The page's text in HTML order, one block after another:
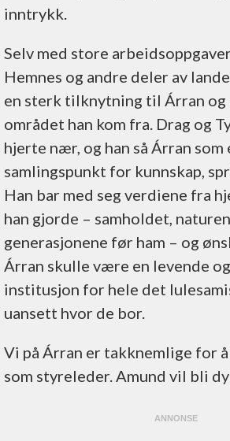
inntrykk.
Selv med store
Hemnes og andre deler av
en sterk tilknytning til Árran og
området han kom fra. Drag og
hjerte nær, og han så Árran
samlingspunkt for kunnskap,
Han bar med seg verdiene fra
han gjorde – samholdet,
generasjonene før ham – og
Árran skulle være en levende
institusjon for hele det
uansett hvor de bor.
Vi på Árran er takknemlige for
som styreleder. Amund vil bli